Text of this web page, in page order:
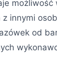
możliwość
innymi
od